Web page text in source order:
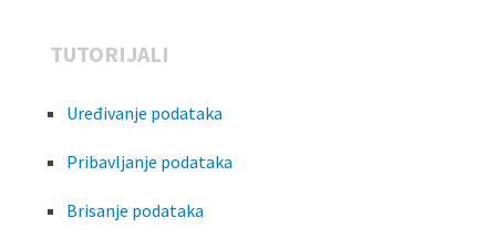
TUTORIJALI
Uređivanje podataka
Pribavljanje podataka
Brisanje podataka